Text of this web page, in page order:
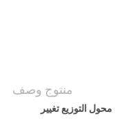
منتوج وصف
- محول التوزيع تغيير